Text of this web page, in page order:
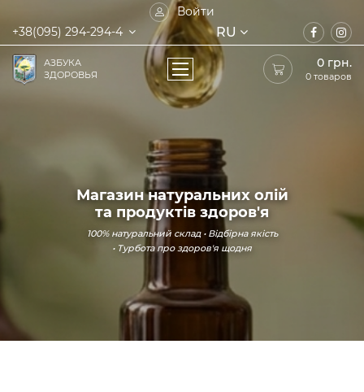
Войти
+38(095) 294-294-4
RU
АЗБУКА
ЗДОРОВЬЯ
0 грн.
0 товаров
Магазин натуральних олій
та продуктів здоров'я
100% натуральний склад • Відбірна якість
• Турбота про здоров'я щодня